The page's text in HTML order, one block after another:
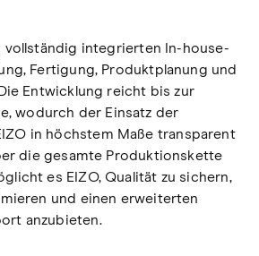
vollständig integrierten In-house-
Fertigung, Produktplanung und
Entwicklung reicht bis zur
wodurch der Einsatz der
in höchstem Maße transparent
die gesamte Produktionskette
es EIZO, Qualität zu sichern,
und einen erweiterten
anzubieten.